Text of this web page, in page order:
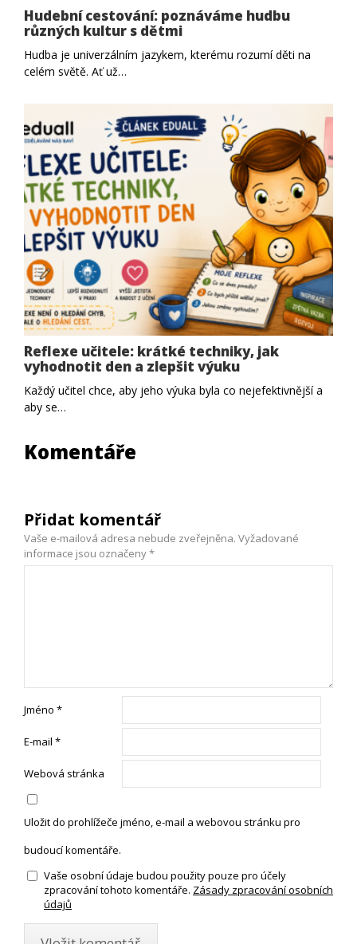
Hudební cestování: poznáváme hudbu
různých kultur s dětmi
Hudba je univerzálním jazykem, kterému rozumí děti na
celém světě. Ať už…
Reflexe učitele: krátké techniky, jak
vyhodnotit den a zlepšit výuku
Každý učitel chce, aby jeho výuka byla co nejefektivnější a
aby se…
Komentáře
Přidat komentář
Vaše e-mailová adresa nebude zveřejněna. Vyžadované
informace jsou označeny*
Jméno *
E-mail *
Webová stránka
Uložit do prohlížeče jméno, e-mail a webovou stránku pro
budoucí komentáře.
Vaše osobní údaje budou použity pouze pro účely
zpracování tohoto komentáře. Zásady zpracování osobních
údajů